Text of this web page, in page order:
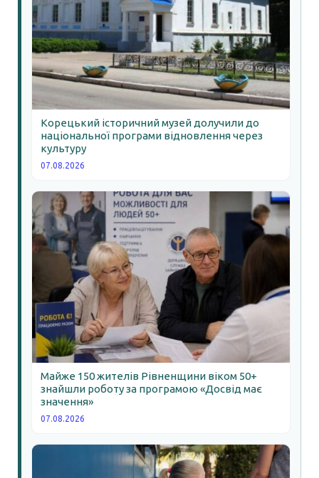
Корецький історичний музей долучили до
національної програми відновлення через
культуру
07.08.2026
Майже 150 жителів Рівненщини віком 50+
знайшли роботу за програмою «Досвід має
значення»
07.08.2026